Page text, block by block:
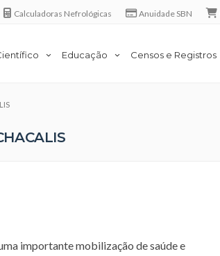
Calculadoras Nefrológicas Anuidade SBN
Educação Censos e Registros
importante mobilização de saúde e